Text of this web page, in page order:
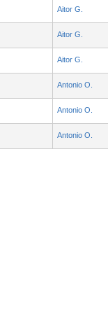
Aitor G.
Aitor G.
Aitor G.
Antonio O.
Antonio O.
Antonio O.